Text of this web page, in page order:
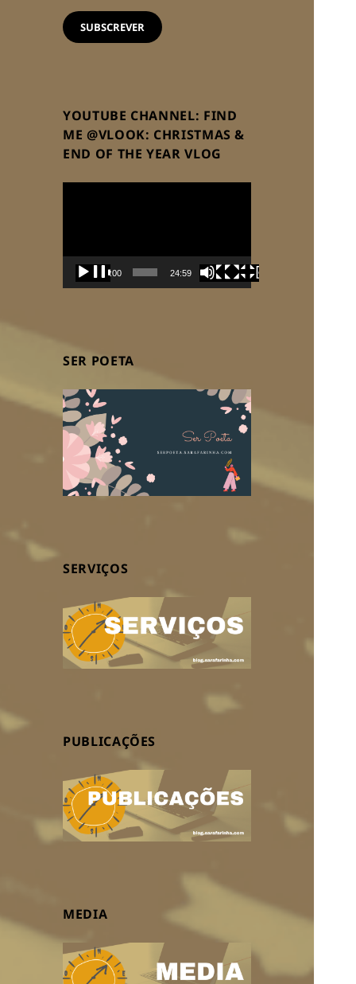
email
SUBSCREVER
YOUTUBE CHANNEL: FIND
ME @VLOOK: CHRISTMAS &
END OF THE YEAR VLOG
00:00 24:59
SER POETA
SERVIÇOS
PUBLICAÇÕES
MEDIA